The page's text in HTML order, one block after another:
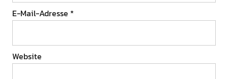
E-Mail-Adresse *
Website